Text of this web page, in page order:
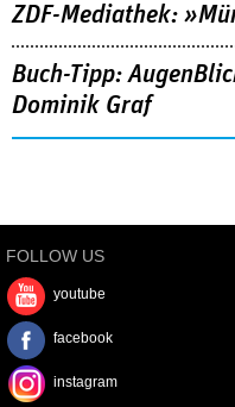
ZDF-Mediathek:
Buch-Tipp:
Dominik Graf
FOLLOW US
youtube
facebook
instagram